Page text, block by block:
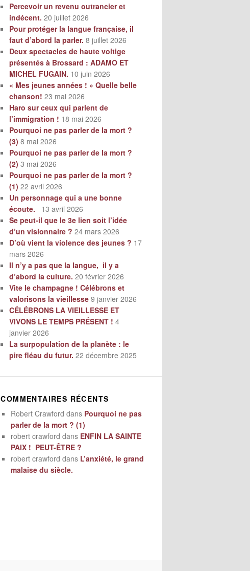
Percevoir un revenu outrancier et
indécent. 20 juillet 2026
Pour protéger la langue française, il
faut d’abord la parler. 8 juillet 2026
Deux spectacles de haute voltige
présentés à Brossard : ADAMO ET
MICHEL FUGAIN. 10 juin 2026
« Mes jeunes années ! » Quelle belle
chanson! 23 mai 2026
Haro sur ceux qui parlent de
l’immigration ! 18 mai 2026
Pourquoi ne pas parler de la mort ?
(3) 8 mai 2026
Pourquoi ne pas parler de la mort ?
(2) 3 mai 2026
Pourquoi ne pas parler de la mort ?
(1) 22 avril 2026
Un personnage qui a une bonne
écoute.
13 avril 2026
Se peut-il que le 3e lien soit l’idée
d’un visionnaire ? 24 mars 2026
D’où vient la violence des jeunes ? 17
mars 2026
Il n’y a pas que la langue, il y a
d’abord la culture. 20 février 2026
Vite le champagne ! Célébrons et
valorisons la vieillesse 9 janvier 2026
CÉLÉBRONS LA VIEILLESSE ET
VIVONS LE TEMPS PRÉSENT ! 4
janvier 2026
La surpopulation de la planète : le
pire fléau du futur. 22 décembre 2025
COMMENTAIRES RÉCENTS
Robert Crawford dans Pourquoi ne pas
parler de la mort ? (1)
robert crawford dans ENFIN LA SAINTE
PAIX ! PEUT-ÊTRE ?
robert crawford dans L’anxiété, le grand
malaise du siècle.